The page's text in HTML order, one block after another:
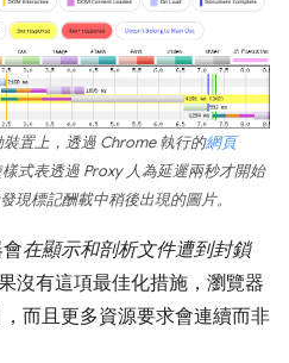
置上，透過 Chrome 執行的網頁
式表透過 Proxy 人為延遲兩秒才開始
現標記酬載中稍後出現的圖片。
在顯示和剖析文件遭到封鎖
沒有這項最佳化措施，瀏覽器
而且更多資源要求會連續而非